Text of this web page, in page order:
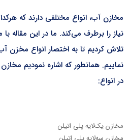
مخازن آب، انواع مختلفی دارند که
نیاز را برطرف می‌کند. ما در این مقاله
تلاش کردیم تا به اختصار انواع مخزن
نماییم. همانطور که اشاره نمودیم
در انواع:
مخازن یک‌لایه پلی اتیلن